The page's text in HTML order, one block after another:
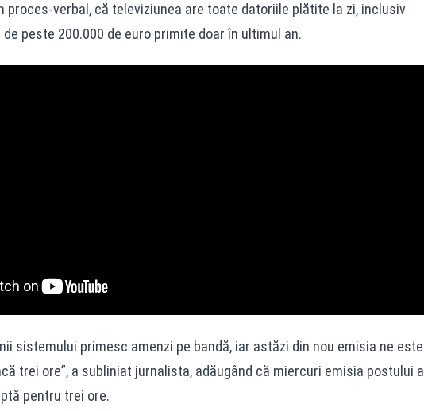
proces-verbal, că televiziunea are toate datoriile plătite la zi, inclusiv
peste 200.000 de euro primite doar în ultimul an.
sistemului primesc amenzi pe bandă, iar astăzi din nou emisia ne este
trei ore”, a subliniat jurnalista, adăugând că miercuri emisia postului a
pentru trei ore.